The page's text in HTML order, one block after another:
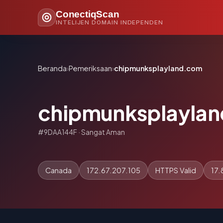
ConectiqScan
INTELIJEN DOMAIN INDEPENDEN
Beranda›Pemeriksaan›chipmunksplayland.com
#9DAA144F · Sangat Aman
Canada 172.67.207.105 HTTPS Valid